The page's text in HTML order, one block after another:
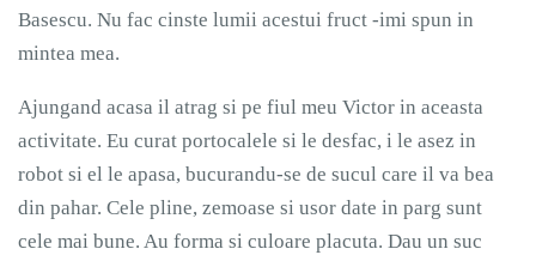
Basescu. Nu fac cinste lumii acestui fruct -imi spun in
mintea mea.
Ajungand acasa il atrag si pe fiul meu Victor in aceasta
activitate. Eu curat portocalele si le desfac, i le asez in
robot si el le apasa, bucurandu-se de sucul care il va bea
din pahar. Cele pline, zemoase si usor date in parg sunt
cele mai bune. Au forma si culoare placuta. Dau un suc